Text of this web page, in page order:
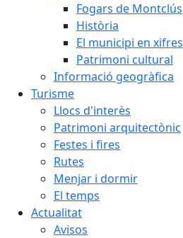
Fogars de Montclús
Història
El municipi en xifres
Patrimoni cultural
Informació geogràfica
Turisme
Llocs d'interès
Patrimoni arquitectònic
Festes i fires
Rutes
Menjar i dormir
El temps
Actualitat
Avisos